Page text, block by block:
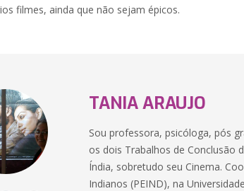
filmes, ainda que não sejam épicos.
TANIA ARAUJO
Sou professora, psicóloga, pós
os dois Trabalhos de Conclusão
Índia, sobretudo seu Cinema.
Indianos (PEIND), na